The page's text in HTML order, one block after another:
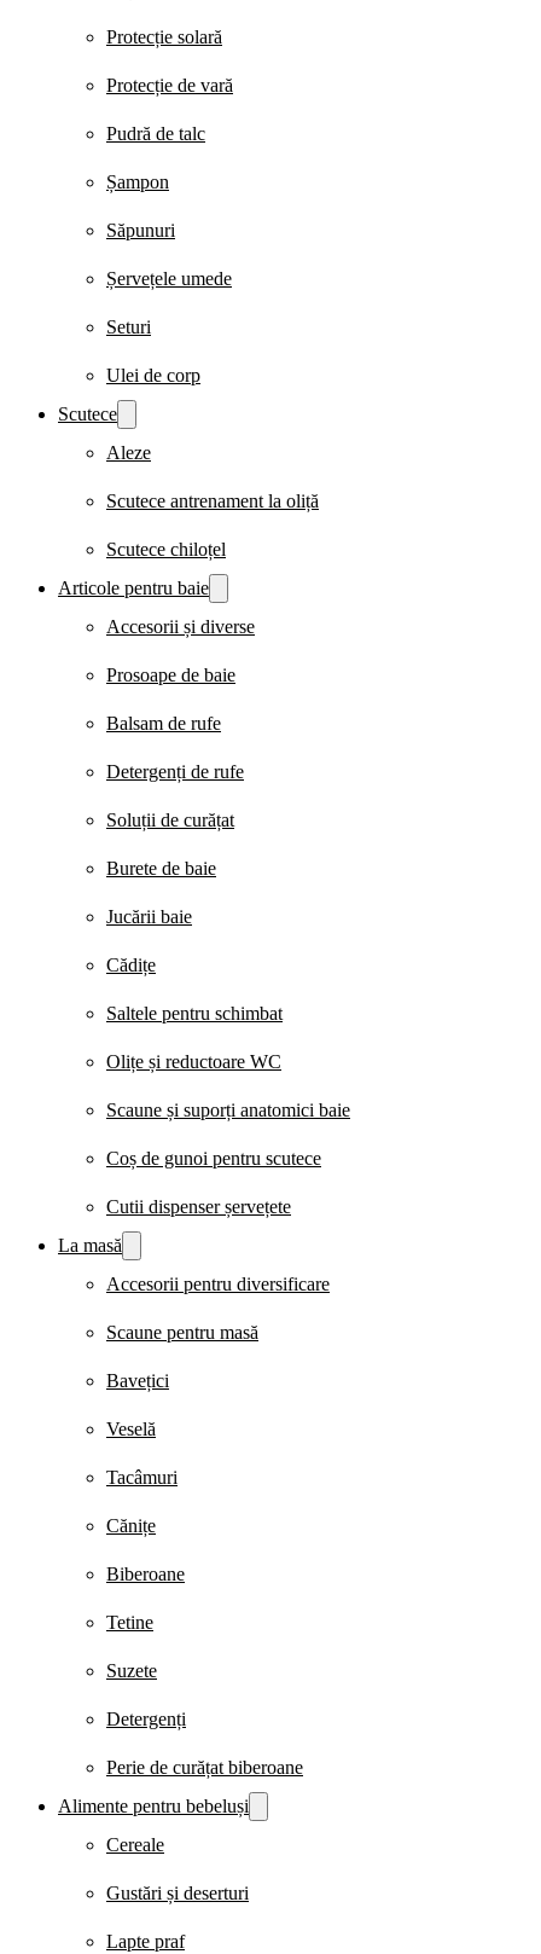
Protecție solară
Protecție de vară
Pudră de talc
Șampon
Săpunuri
Șervețele umede
Seturi
Ulei de corp
Scutece
Aleze
Scutece antrenament la oliță
Scutece chiloțel
Articole pentru baie
Accesorii și diverse
Prosoape de baie
Balsam de rufe
Detergenți de rufe
Soluții de curățat
Burete de baie
Jucării baie
Cădițe
Saltele pentru schimbat
Olițe și reductoare WC
Scaune și suporți anatomici baie
Coș de gunoi pentru scutece
Cutii dispenser șervețete
La masă
Accesorii pentru diversificare
Scaune pentru masă
Bavețici
Veselă
Tacâmuri
Cănițe
Biberoane
Tetine
Suzete
Detergenți
Perie de curățat biberoane
Alimente pentru bebeluși
Cereale
Gustări și deserturi
Lapte praf